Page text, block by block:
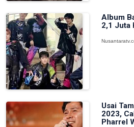
Album
2,1 Juta
Usai
2023,
Pharrel